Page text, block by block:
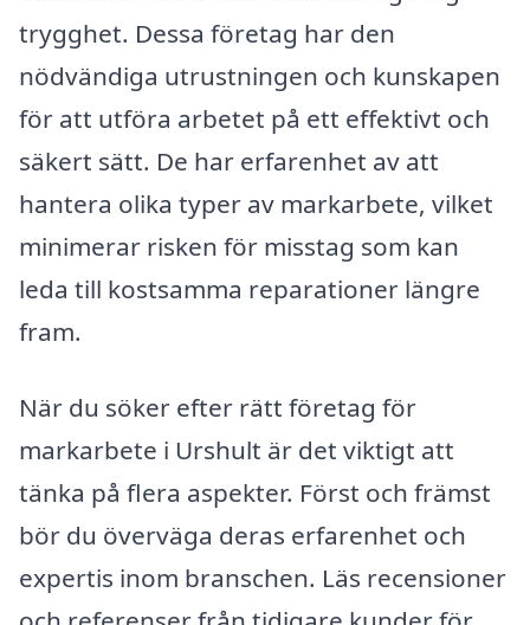
trygghet. Dessa företag har den
nödvändiga utrustningen och kunskapen
för att utföra arbetet på ett effektivt och
säkert sätt. De har erfarenhet av att
hantera olika typer av markarbete, vilket
minimerar risken för misstag som kan
leda till kostsamma reparationer längre
fram.
När du söker efter rätt företag för
markarbete i Urshult är det viktigt att
tänka på flera aspekter. Först och främst
bör du överväga deras erfarenhet och
expertis inom branschen. Läs recensioner